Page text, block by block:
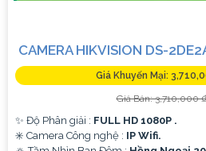
CAMERA HIKVISION DS-
Giá Khuyến Mại:
Giá Bán: 3,710,000 ₫
✨ Độ Phân giải : FULL HD 1080P .
✳️ Camera Công nghệ : IP Wifi.